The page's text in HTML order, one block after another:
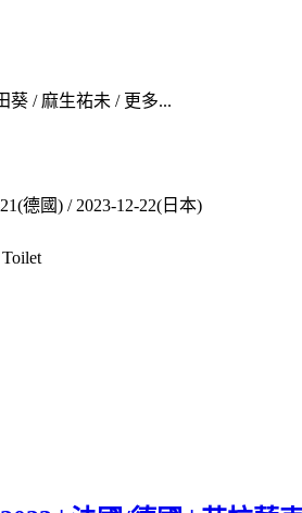
葵 / 麻生祐未 / 更多...
德國) / 2023-12-22(日本)